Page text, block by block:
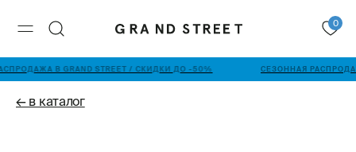
0
В GRAND STREET / СКИДКИ ДО -50% СЕЗОННАЯ
← в каталог